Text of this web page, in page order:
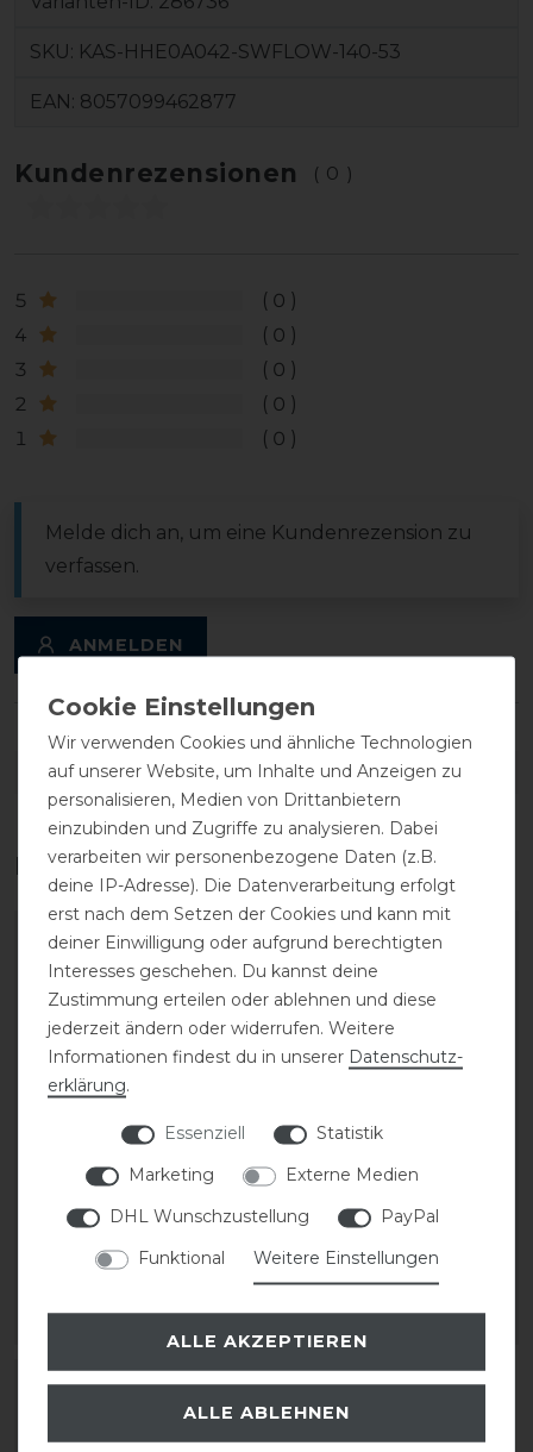
SKU: KAS-HHE0A042-SWFLOW-140-53
EAN: 8057099462877
Kundenrezensionen (0)
5
0
4
0
3
0
2
0
1
0
Melde dich an, um eine Kundenrezension zu
verfassen.
ANMELDEN
DETAILS ZUR PRODUKTSICHERHEIT
Das perfekte Zubehör für dich
KASK Riders 22L
Backpack Vertigo
KASK Helmrucksack
35,00 € *
Wir verwenden Cookies und ähnliche Technologien
auf unserer Website, um Inhalte und Anzeigen zu
personalisieren, Medien von Drittanbietern
einzubinden und Zugriffe zu analysieren. Dabei
verarbeiten wir personenbezogene Daten (z.B.
deine IP-Adresse). Die Datenverarbeitung erfolgt
erst nach dem Setzen der Cookies und kann mit
deiner Einwilligung oder aufgrund berechtigten
Interesses geschehen. Du kannst deine
Zustimmung erteilen oder ablehnen und diese
jederzeit ändern oder widerrufen. Weitere
Informationen findest du in unserer Daten­schutz­
erklärung.
Essenziell
Statistik
Marketing
Externe Medien
DHL Wunschzustellung
PayPal
Funktional
Weitere Einstellungen
ALLE AKZEPTIEREN
ALLE ABLEHNEN